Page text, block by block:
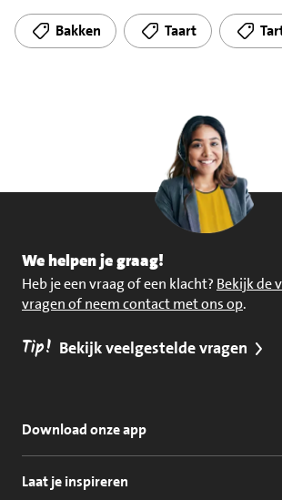
Bakken Taart
We helpen je graag!
Heb je een vraag of een klacht? Bekijk de
vragen of neem contact met ons op.
Tip! Bekijk veelgestelde vragen
Download onze app
Laat je inspireren